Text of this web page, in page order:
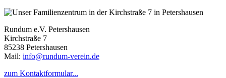
Rundum e.V. Petershausen
Kirchstraße 7
85238 Petershausen
Mail: info@rundum-verein.de
zum Kontaktformular...